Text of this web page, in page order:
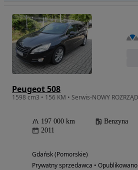
Peugeot 508
197 000 km Benzyna
2011
Gdańsk (Pomorskie)
Prywatny sprzedawca • Opublikowano